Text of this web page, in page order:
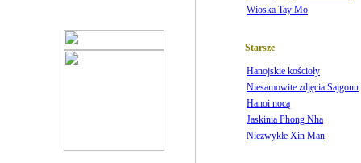
Wioska Tay Mo
Starsze
Hanojskie kościoły
Niesamowite zdjęcia Sajgonu
Hanoi nocą
Jaskinia Phong Nha
Niezwykłe Xin Man